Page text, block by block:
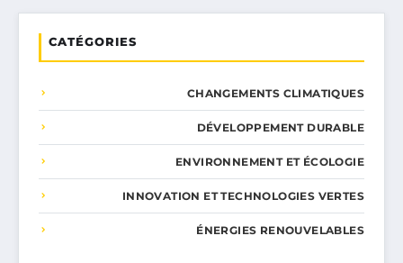
CATÉGORIES
CHANGEMENTS CLIMATIQUES
DÉVELOPPEMENT DURABLE
ENVIRONNEMENT ET ÉCOLOGIE
INNOVATION ET TECHNOLOGIES VERTES
ÉNERGIES RENOUVELABLES